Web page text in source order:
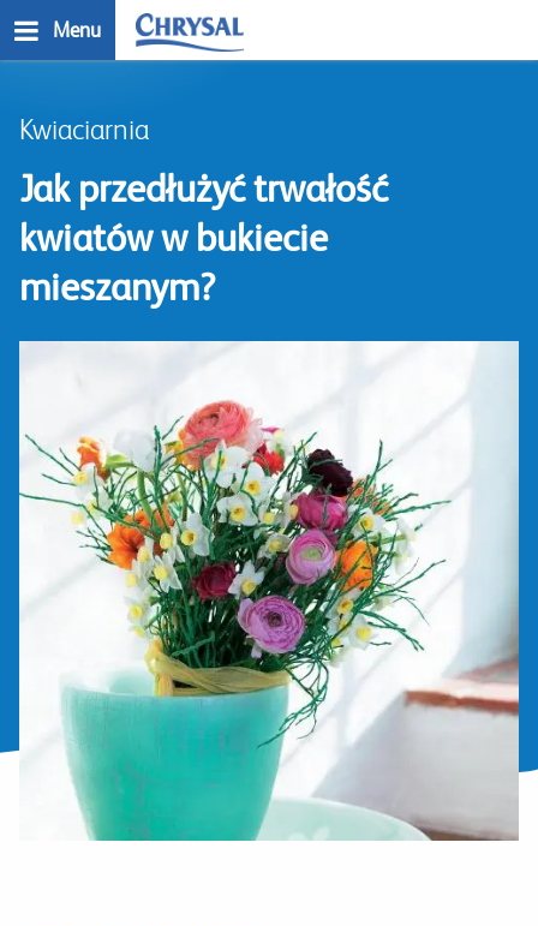
do
Menu
Kwiaciarnia
Jak przedłużyć trwałość
kwiatów w bukiecie
mieszanym?